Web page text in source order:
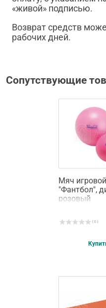
«живой» подписью.
Возврат средств
рабочих дней.
Сопутствующие
Мяч
"Фантбол",
розовый
( 0 )